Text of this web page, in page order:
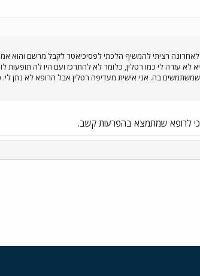
רציתי להמשיף הלכתי לפסיכיאטר לקבל מרשם והוא
עזרה לי כמו רטלין, כלומר לא להתרכז ועם היו לה תופעות
בה. אני אישית מעדיפה רטלין אבל הרופא לא נתן
לרופא שמתמצא בהפרעות קשב.